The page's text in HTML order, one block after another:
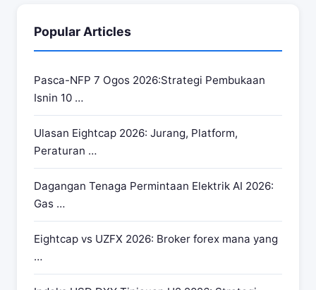
Popular Articles
Pasca-NFP 7 Ogos 2026:Strategi Pembukaan
Isnin 10 …
Ulasan Eightcap 2026: Jurang, Platform,
Peraturan …
Dagangan Tenaga Permintaan Elektrik AI 2026:
Gas …
Eightcap vs UZFX 2026: Broker forex mana yang
…